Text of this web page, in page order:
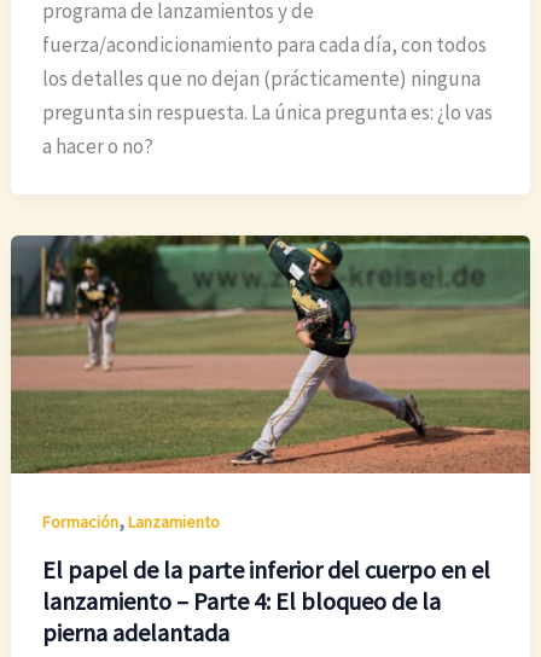
programa de lanzamientos y de
fuerza/acondicionamiento para cada día, con todos
los detalles que no dejan (prácticamente) ninguna
pregunta sin respuesta. La única pregunta es: ¿lo vas
a hacer o no?
Formación,Lanzamiento
El papel de la parte inferior del cuerpo en el
lanzamiento – Parte 4: El bloqueo de la
pierna adelantada